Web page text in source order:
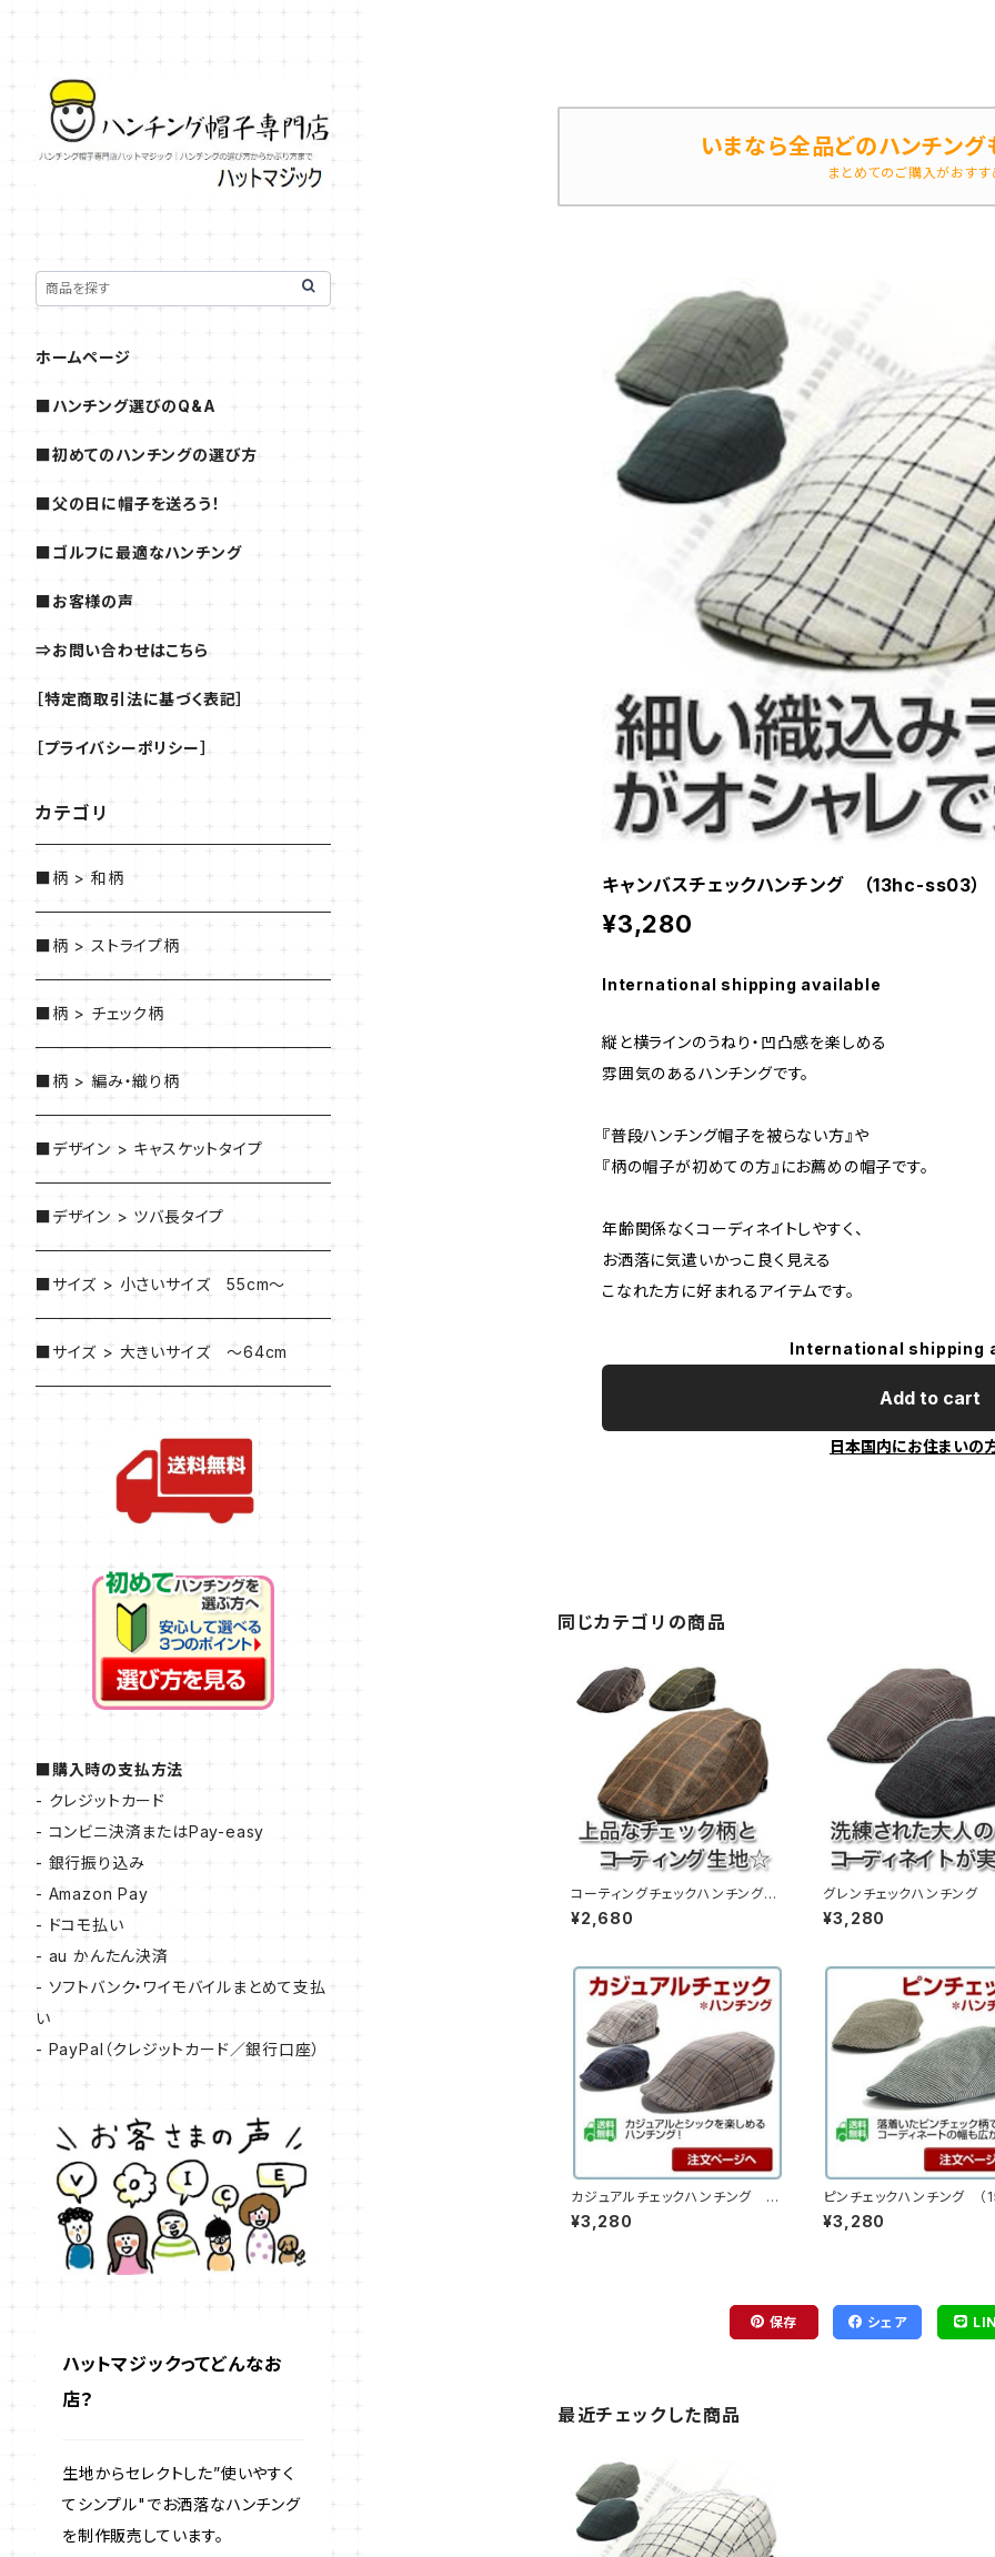
いまなら全品どのハンチング
まとめてのご購入がおすす
キャンバスチェックハンチング （13hc-ss03）
¥3,280
International shipping available
縦と横ラインのうねり・凹凸感を楽しめる
雰囲気のあるハンチングです。
『普段ハンチング帽子を被らない方』や
『柄の帽子が初めての方』にお薦めの帽子です。
年齢関係なくコーディネイトしやすく、
お洒落に気遣いかっこ良く見える
こなれた方に好まれるアイテムです。
International shipping
Add to cart
日本国内にお住まいの
同じカテゴリの商品
コーティングチェックハンチング
（12hc-ss11）
¥2,680
グレンチェックハンチング
-ss12）
¥3,280
カジュアルチェックハンチング （1
4hc-ss08）
¥3,280
ピンチェックハンチング （
s03）
¥3,280
保存 シェア
最近チェックした商品
ホームページ
■ハンチング選びのQ&A
■初めてのハンチングの選び方
■父の日に帽子を送ろう！
■ゴルフに最適なハンチング
■お客様の声
⇒お問い合わせはこちら
［特定商取引法に基づく表記］
［プライバシーポリシー］
カテゴリ
■柄 > 和柄
■柄 > ストライプ柄
■柄 > チェック柄
■柄 > 編み・織り柄
■デザイン > キャスケットタイプ
■デザイン > ツバ長タイプ
■サイズ > 小さいサイズ 55cm～
■サイズ > 大きいサイズ ～64cm
■購入時の支払方法
- クレジットカード
- コンビニ決済またはPay-easy
- 銀行振り込み
- Amazon Pay
- ドコモ払い
- au かんたん決済
- ソフトバンク・ワイモバイルまとめて支払
い
- PayPal（クレジットカード／銀行口座）
ハットマジックってどんなお
店？
生地からセレクトした”使いやすく
てシンプル"でお洒落なハンチング
を制作販売しています。